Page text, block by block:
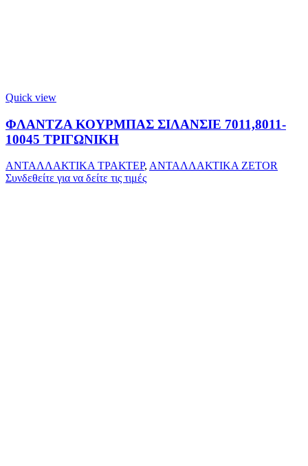
Quick view
ΦΛΑΝΤΖΑ ΚΟΥΡΜΠΑΣ ΣΙΛΑΝΣΙΕ 7011,8011-
10045 ΤΡΙΓΩΝΙΚΗ
ΑΝΤΑΛΛΑΚΤΙΚΑ ΤΡΑΚΤΕΡ, ΑΝΤΑΛΛΑΚΤΙΚΑ ZETOR
Συνδεθείτε για να δείτε τις τιμές